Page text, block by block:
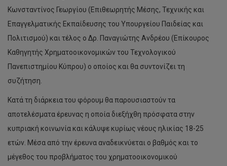
Κωνσταντίνος Γεωργίου (Επιθεωρητής Μέσης, Τεχνικής και
Επαγγελματικής Εκπαίδευσης του Υπουργείου Παιδείας και
Πολιτισμού) και τέλος ο Δρ. Παναγιώτης Ανδρέου (Επίκουρος
Καθηγητής Χρηματοοικονομικών του Τεχνολογικού
Πανεπιστημίου Κύπρου) ο οποίος και θα συντονίζει τη
συζήτηση.
Κατά τη διάρκεια του φόρουμ θα παρουσιαστούν τα
αποτελέσματα έρευνας η οποία διεξήχθη πρόσφατα στην
κυπριακή κοινωνία και κάλυψε κυρίως νέους ηλικίας 18-25
ετών. Μέσα από την έρευνα αναδεικνύεται ο βαθμός και το
μέγεθος του προβλήματος του χρηματοοικονομικού